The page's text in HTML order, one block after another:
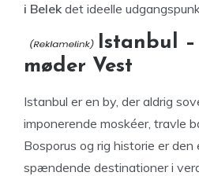
i Belekdet ideelle
Istanbul
møder Vest
Istanbul er en by, der aldrig
imponerende moskéer, travle
Bosporus og rig historie er
spændende destinationer i